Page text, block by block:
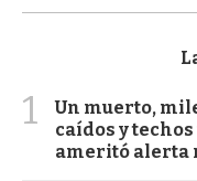
1
Un muerto,
caídos y
ameritó alerta